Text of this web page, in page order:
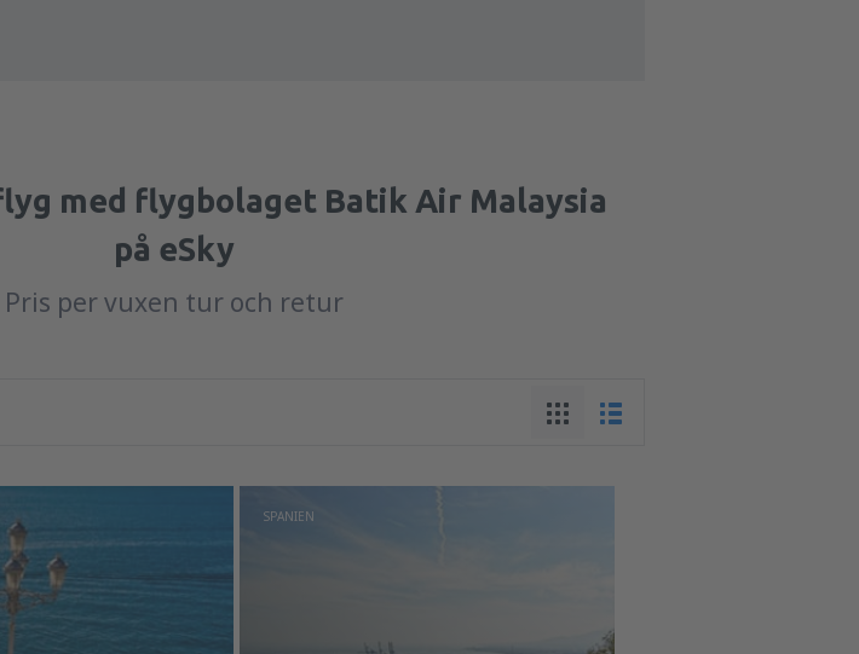
med flygbolaget Batik Air Malaysia
på eSky
Pris per vuxen tur och retur
SPANIEN